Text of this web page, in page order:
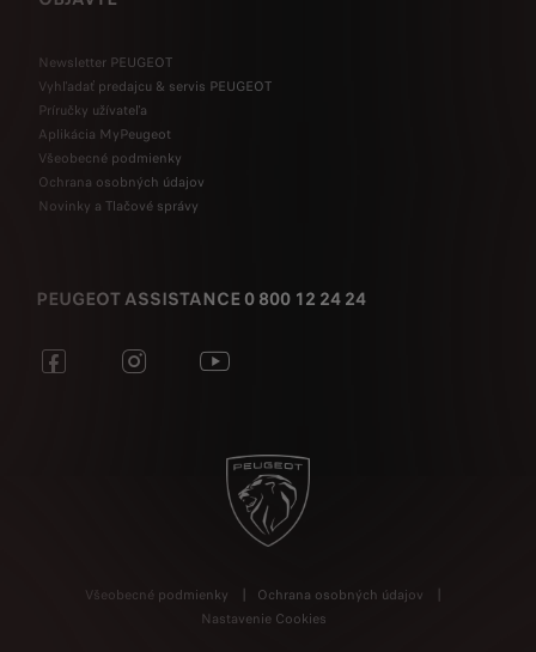
Newsletter PEUGEOT
Vyhľadať predajcu & servis PEUGEOT
Príručky užívateľa
Aplikácia MyPeugeot
Všeobecné podmienky
Ochrana osobných údajov
Novinky a Tlačové správy
PEUGEOT ASSISTANCE 0 800 12 24 24
Všeobecné podmienky
Ochrana osobných údajov
Nastavenie Cookies